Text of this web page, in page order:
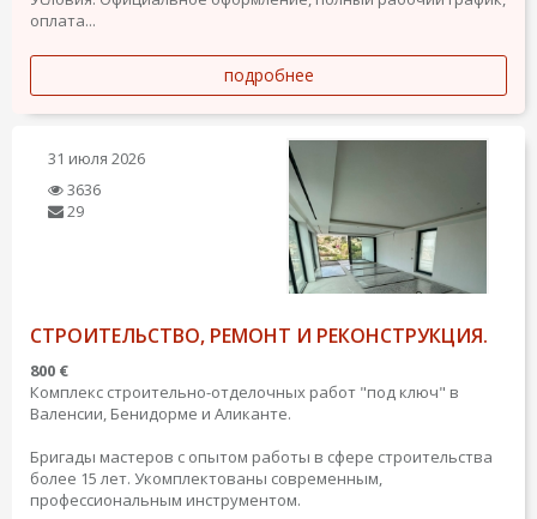
оплата...
подробнее
31 июля 2026
3636
29
СТРОИТЕЛЬСТВО, РЕМОНТ И РЕКОНСТРУКЦИЯ.
800 €
Комплекс строительно-отделочных работ "под ключ" в
Валенсии, Бенидорме и Аликанте.
Бригады мастеров с опытом работы в сфере строительства
более 15 лет. Укомплектованы современным,
профессиональным инструментом.